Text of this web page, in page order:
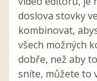
doslova stovky
kombinovat,
všech možných
dobře, než aby
sníte, můžete to